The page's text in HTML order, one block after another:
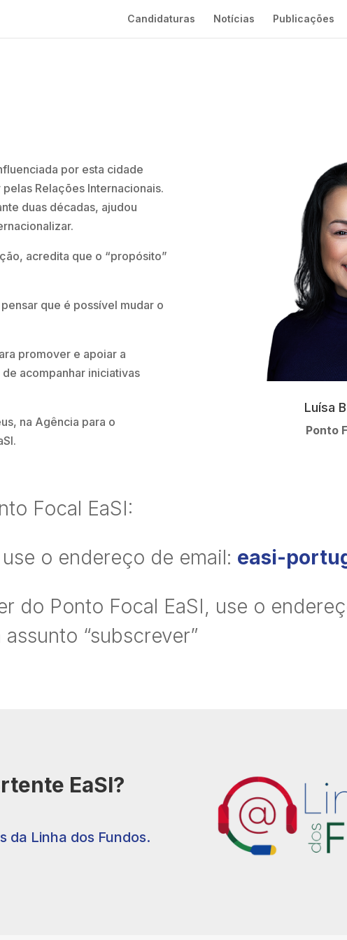
Candidaturas Notícias Publicações
por esta cidade
Relações Internacionais.
duas décadas, ajudou
acredita que o “propósito”
que é possível mudar o
promover e apoiar a
acompanhar iniciativas
na Agência para o
Luísa
Ponto
Focal EaSI:
o endereço de email: easi-
do Ponto Focal EaSI, use o
assunto “subscrever”
EaSI?
da Linha dos Fundos.